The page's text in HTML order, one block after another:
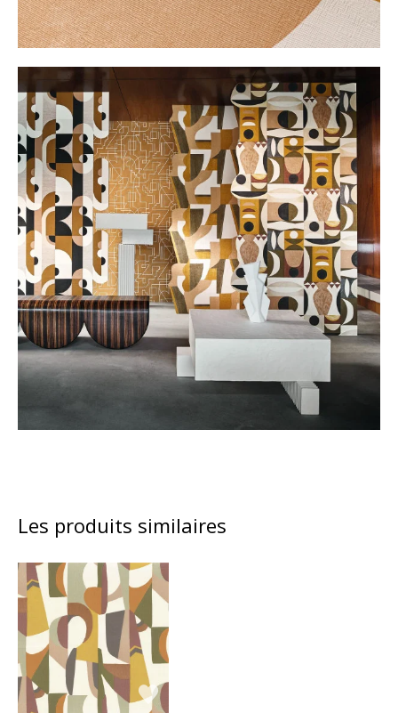
Les produits similaires